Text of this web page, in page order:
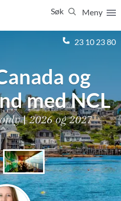
Meny
Søk
23 10 23 80
og
med NCL
| 2026 og 2027
Lukk
Alle Feriereiser